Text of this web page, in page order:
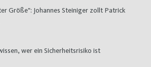
Größe": Johannes Steiniger zollt Patrick
wer ein Sicherheitsrisiko ist